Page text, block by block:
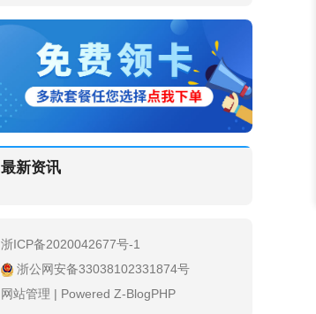
最新资讯
浙ICP备2020042677号-1
浙公网安备33038102331874号
网站管理 | Powered Z-BlogPHP